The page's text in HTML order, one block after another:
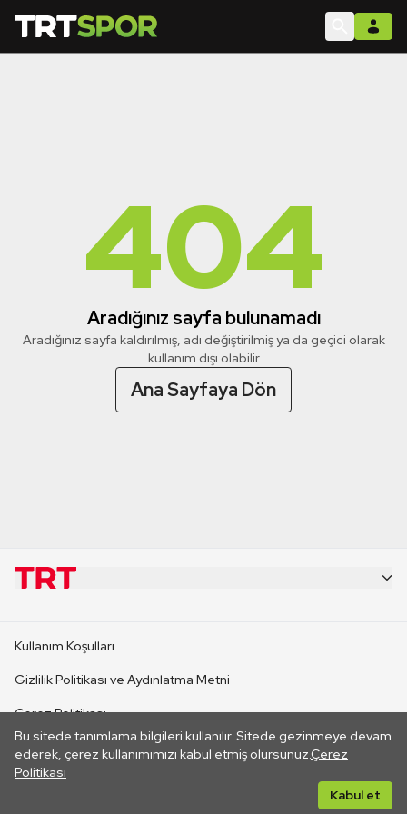
404
Aradığınız sayfa bulunamadı
Aradığınız sayfa kaldırılmış, adı değiştirilmiş ya da geçici olarak
kullanım dışı olabilir
Ana Sayfaya Dön
Bu sitede tanımlama bilgileri kullanılır. Sitede gezinmeye devam
ederek, çerez kullanımımızı kabul etmiş olursunuz.Çerez
Politikası
Kabul et
CANLI YAYINLAR
Kullanım Koşulları
Gizlilik Politikası ve Aydınlatma Metni
Çerez Politikası
İletişim
Her hakkı saklıdır. ©2026 TRT. Bağlantı yoluyla gidilen dış